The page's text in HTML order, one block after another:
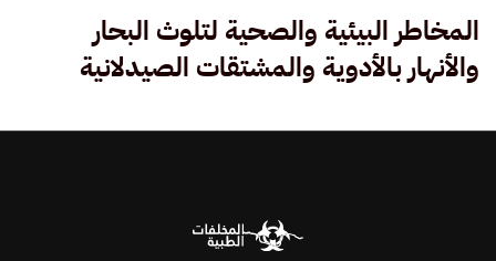
المخاطر البيئية والصحية لتلوث البحار
والأنهار بالأدوية والمشتقات الصيدلانية